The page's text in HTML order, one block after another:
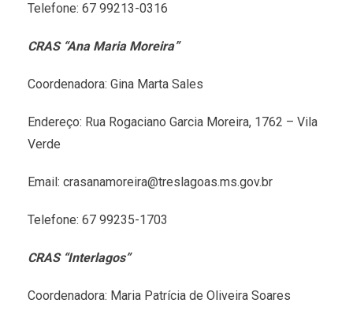
Telefone: 67 99213-0316
CRAS “Ana Maria Moreira”
Coordenadora: Gina Marta Sales
Endereço: Rua Rogaciano Garcia Moreira, 1762 – Vila
Verde
Email: crasanamoreira@treslagoas.ms.gov.br
Telefone: 67 99235-1703
CRAS “Interlagos”
Coordenadora: Maria Patrícia de Oliveira Soares